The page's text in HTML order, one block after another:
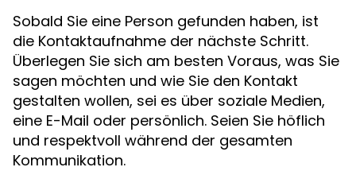
Sobald Sie eine Person gefunden haben, ist
die Kontaktaufnahme der nächste Schritt.
Überlegen Sie sich am besten Voraus, was Sie
sagen möchten und wie Sie den Kontakt
gestalten wollen, sei es über soziale Medien,
eine E-Mail oder persönlich. Seien Sie höflich
und respektvoll während der gesamten
Kommunikation.